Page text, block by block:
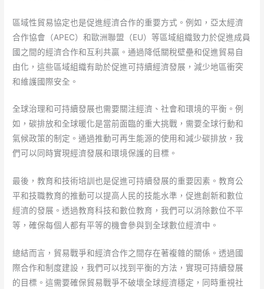
區域性貿易協定也是促進經濟合作的重要方式。例如，亞太經濟
合作協會（APEC）和歐洲聯盟（EU）等區域組織致力於促進成員
國之間的經濟合作和互利共贏。通過降低關稅壁壘和促進貿易自
由化，這些區域組織有助於促進可持續經濟發展，減少地區衝突
和維護國際安全。
全球治理和可持續發展也需要關注經濟、社會和環境的平衡。例
如，碳排放和全球暖化是當前面臨的重大挑戰，需要全球行動和
氣候政策的制定。通過推動可再生能源的使用和減少碳排放，我
們可以同時實現經濟發展和環境保護的目標。
最後，教育和技術培訓也是促進可持續發展的重要因素。教育公
平和技職教育的推動可以提高人民的技能水準，促進創新和數位
經濟的發展。透過教育科技和數位教育，我們可以消除數位不平
等，確保每個人都有平等的機會參與到全球數位經濟中。
總結而言，貿易戰爭和經濟合作之間存在著複雜的關係。透過國
際合作和制度建設，我們可以找到平衡的方法，實現可持續發展
的目標。這需要確保貿易戰爭不破壞全球經濟穩定，同時重視社